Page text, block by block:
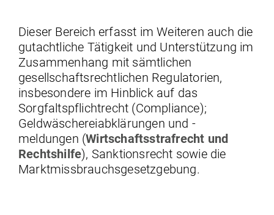
Dieser Bereich erfasst im Weiteren auch die
gutachtliche Tätigkeit und Unterstützung im
Zusammenhang mit sämtlichen
gesellschaftsrechtlichen Regulatorien,
insbesondere im Hinblick auf das
Sorgfaltspflichtrecht (Compliance);
Geldwäschereiabklärungen und -
meldungen (Wirtschaftsstrafrecht und
Rechtshilfe), Sanktionsrecht sowie die
Marktmissbrauchsgesetzgebung.